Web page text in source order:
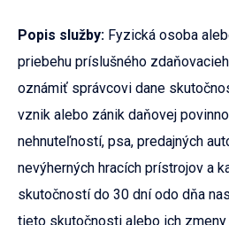
Popis služby: Fyzická osoba
priebehu príslušného
oznámiť správcovi dane
vznik alebo zánik daňovej
nehnuteľností, psa, predajných
nevýherných hracích prístrojov a
skutočností do 30 dní odo dňa
tieto skutočnosti alebo ich zmeny